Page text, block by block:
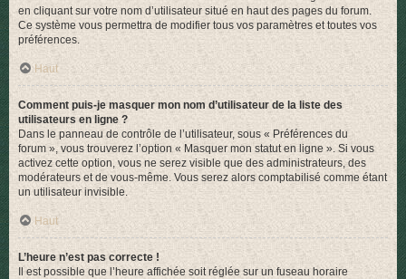
en cliquant sur votre nom d’utilisateur situé en haut des pages du forum.
Ce système vous permettra de modifier tous vos paramètres et toutes vos
préférences.
Haut
Comment puis-je masquer mon nom d’utilisateur de la liste des
utilisateurs en ligne ?
Dans le panneau de contrôle de l’utilisateur, sous « Préférences du
forum », vous trouverez l’option « Masquer mon statut en ligne ». Si vous
activez cette option, vous ne serez visible que des administrateurs, des
modérateurs et de vous-même. Vous serez alors comptabilisé comme étant
un utilisateur invisible.
Haut
L’heure n’est pas correcte !
Il est possible que l’heure affichée soit réglée sur un fuseau horaire